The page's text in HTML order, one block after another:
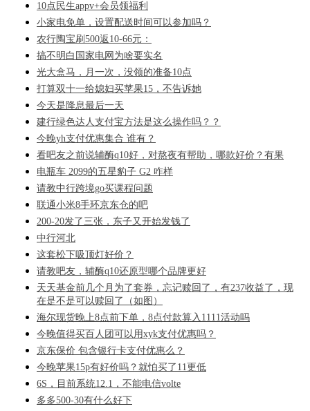
10点民生appv+会员领福利
小家电免单，设置配送时间可以参加吗？
农行陶宝刷500返10-66元：
搞不明白国家电网为啥要实名
光大盒马，月一次，没领的准备10点
打算双十一给媳妇买苹果15，不告诉她
今天是降息最后一天
建行绿色达人支付宝方法是这么操作吗？？
今晚yh支付优惠集合 谁有？
看吧友之前说辅酶q10好，对熬夜有帮助，哪款好价？有果
电瓶车 2099的五星豹子 G2 咋样
请教中行跨境go买课程问题
联通小米8手环京东仓的吧
200-20发了三张，东子又开始发钱了
中行河北
这套松下吸顶灯好价？
请教吧友，辅酶q10还原型哪个品牌更好
天天基金前几个月为了套券，忘记赎回了，有237收益了，现
在是不是可以赎回了（如图）
海尔现货晚上8点前下单，8点付款算入1111活动吗
今晚值得买百人团可以用xyk支付优惠吗？
京东保价 包含银行卡支付优惠么？
今晚苹果15p有好价吗？就怕买了11更低
6S，目前系统12.1，不能电信volte
多多500-30有什么好下